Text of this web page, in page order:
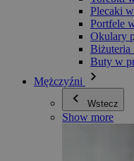
Plecaki
Portfele
Okulary
Biżuteria
Buty w
Mężczyźni
Wstecz
Show more